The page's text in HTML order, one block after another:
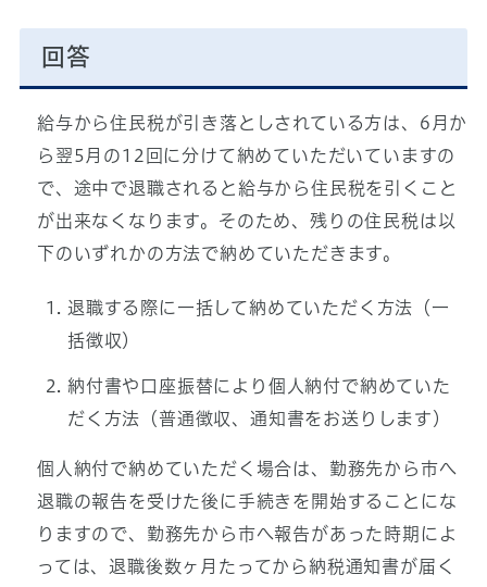
回答
給与から住民税が引き落としされている方は、6月か
ら翌5月の12回に分けて納めていただいていますの
で、途中で退職されると給与から住民税を引くこと
が出来なくなります。そのため、残りの住民税は以
下のいずれかの方法で納めていただきます。
退職する際に一括して納めていただく方法（一
括徴収）
納付書や口座振替により個人納付で納めていた
だく方法（普通徴収、通知書をお送りします）
個人納付で納めていただく場合は、勤務先から市へ
退職の報告を受けた後に手続きを開始することにな
りますので、勤務先から市へ報告があった時期によ
っては、退職後数ヶ月たってから納税通知書が届く